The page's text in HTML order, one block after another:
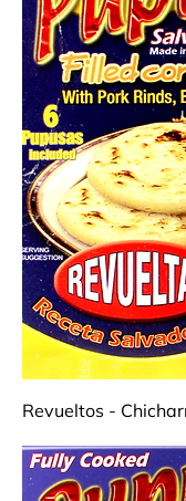
Revueltos -